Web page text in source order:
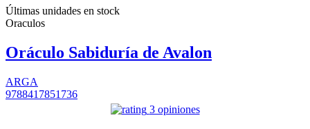
Últimas unidades en stock
Oraculos
Oráculo Sabiduría de Avalon
ARGA
9788417851736
3 opiniones